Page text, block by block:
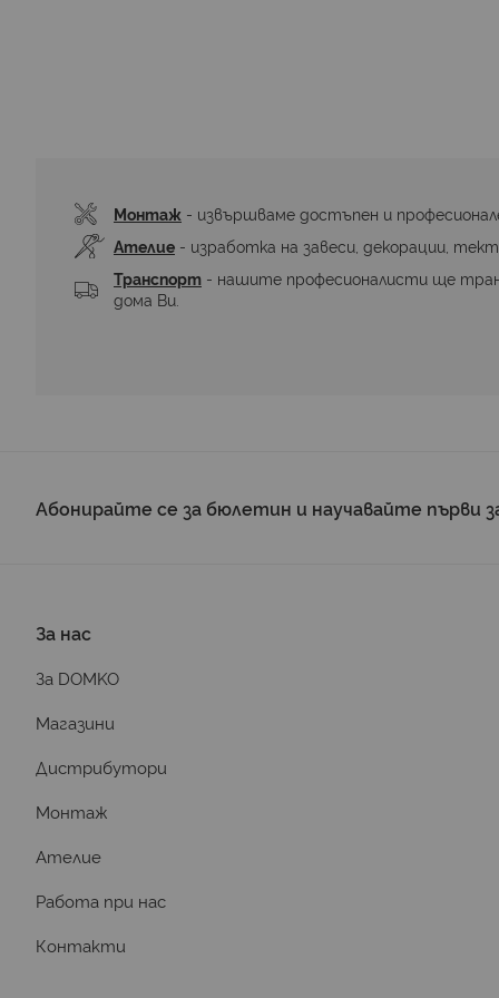
Монтаж - извършваме достъпен и
Ателие - изработка на завеси, декорации,
Транспорт - нашите професионалисти ще
дома Ви.
Абонирайте се за бюлетин и научавайте първи
За нас
За DOMKO
Магазини
Дистрибутори
Монтаж
Ателие
Работа при нас
Контакти